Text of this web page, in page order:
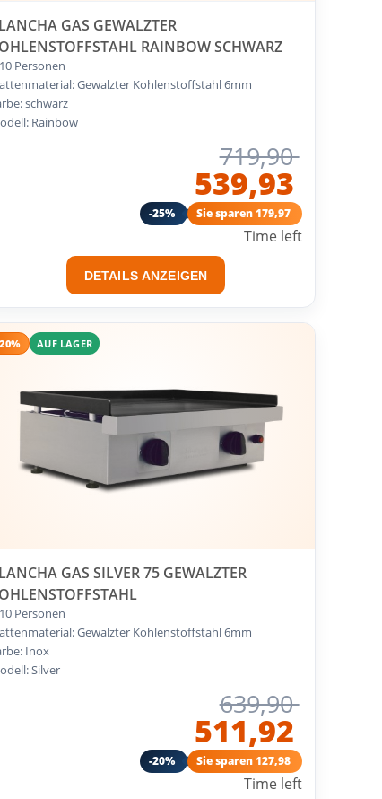
GAS GEWALZTER
RAINBOW SCHWARZ
Personen
Gewalzter Kohlenstoffstahl 6mm
schwarz
Rainbow
719,90
539,93
-25% Sie sparen 179,97
Time left
DETAILS ANZEIGEN
AUF LAGER
GAS SILVER 75 GEWALZTER
Personen
Gewalzter Kohlenstoffstahl 6mm
Inox
Silver
639,90
511,92
-20% Sie sparen 127,98
Time left